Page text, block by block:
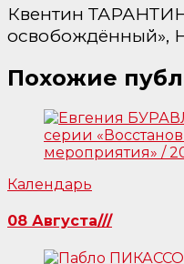
Квентин
освобождённый»,
Похожие
Календарь
08 Августа///